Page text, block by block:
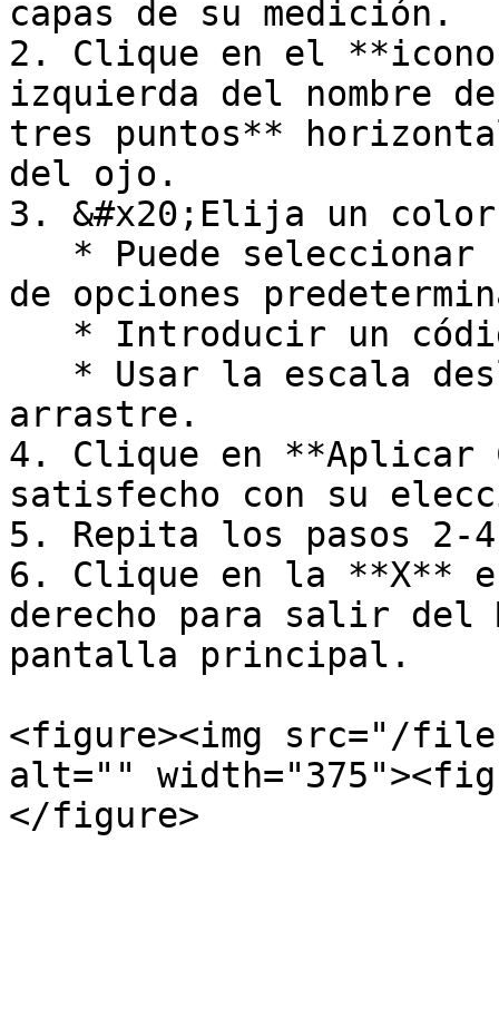
capas de su medición.
2. Clique en el
izquierda del nombre
tres puntos**
del ojo.
3. &#x20;Elija un
de opciones
arrastre.
4. Clique en **Aplicar
satisfecho con su
5. Repita los pasos 2-
6. Clique en la **X**
derecho para salir del
pantalla principal.
<figure><img src="/files/
alt=""